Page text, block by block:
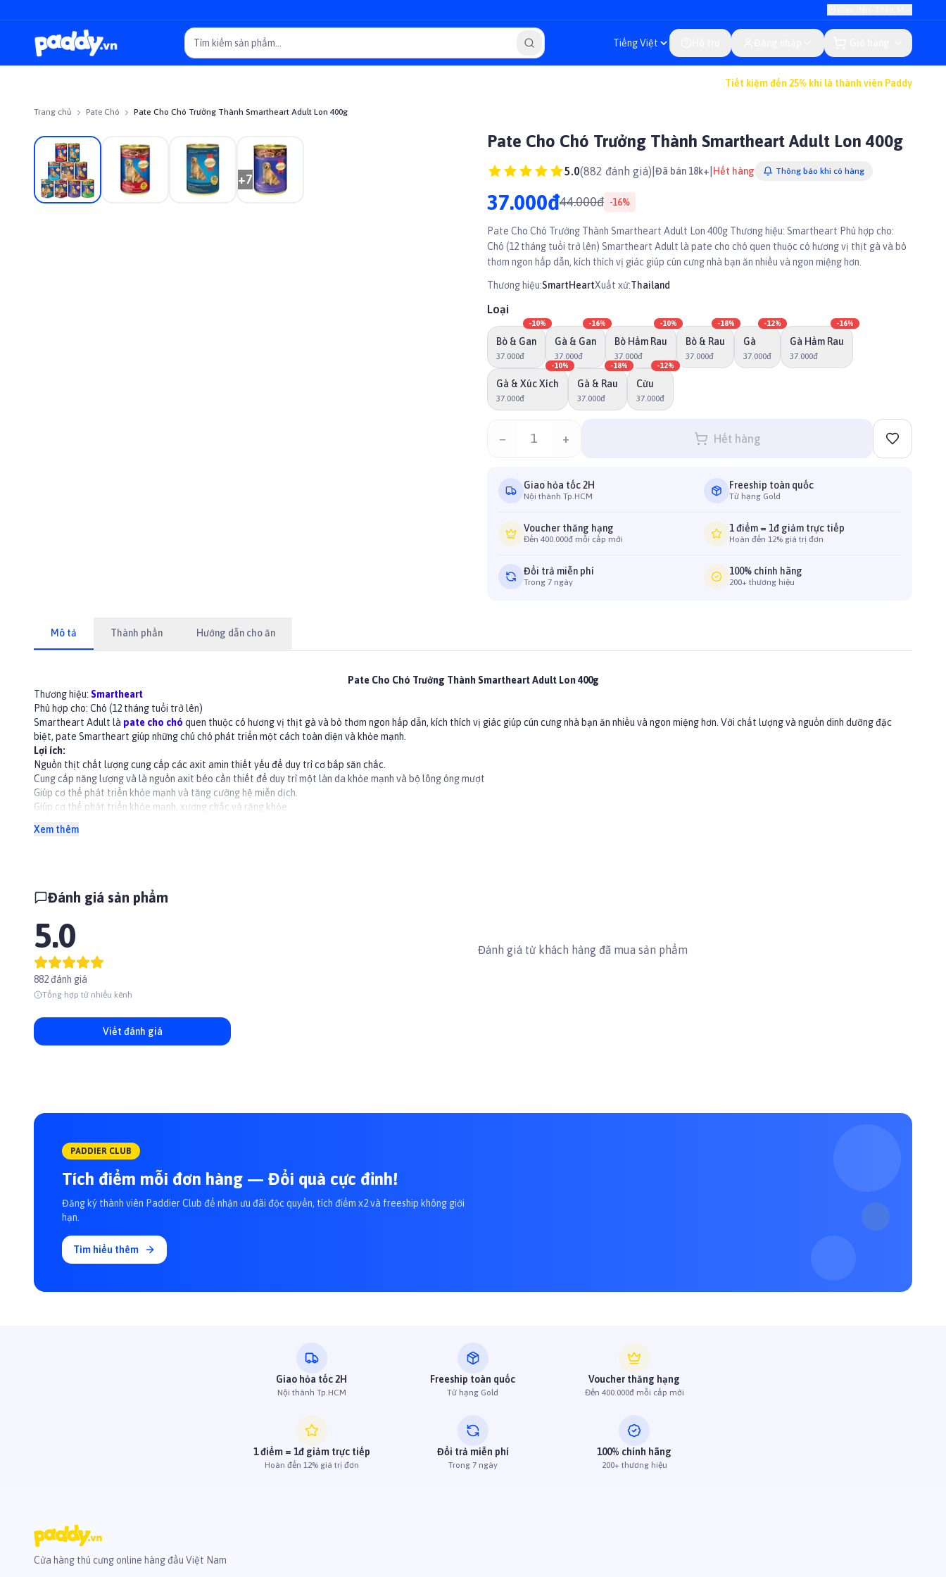
Tiết kiệm đến 25% khi là thành viên Paddy
Trang chủ Pate Chó Pate Cho Chó Trưởng Thành Smartheart Adult Lon 400g
Giảm giá
+7
Pate Cho Chó Trưởng Thành Smartheart Adult Lon 400g
5.0(882 đánh giá) Đã bán 18k+ Hết hàng Thông báo khi có hàng
37.000đ44.000đ -16%
Pate Cho Chó Trưởng Thành Smartheart Adult Lon 400g Thương hiệu: Smartheart Phù hợp cho:
Chó (12 tháng tuổi trở lên) Smartheart Adult là pate cho chó quen thuộc có hương vị thịt gà và bò
thơm ngon hấp dẫn, kích thích vị giác giúp cún cưng nhà bạn ăn nhiều và ngon miệng hơn.
Thương hiệu:SmartHeartXuất xứ:Thailand
Loại
Bò & Gan
37.000đ
-10%
Gà & Gan
37.000đ
-16%
Bò Hầm Rau
37.000đ
-10%
Bò & Rau
37.000đ
-18%
Gà
37.000đ
-12%
Gà Hầm Rau
37.000đ
-16%
Gà & Xúc Xích
37.000đ
-10%
Gà & Rau
37.000đ
-18%
Cừu
37.000đ
-12%
− 1 + Hết hàng
Giao hỏa tốc 2H
Nội thành Tp.HCM
Freeship toàn quốc
Từ hạng Gold
Voucher thăng hạng
Đến 400.000đ mỗi cấp mới
1 điểm = 1đ giảm trực tiếp
Hoàn đến 12% giá trị đơn
Đổi trả miễn phí
Trong 7 ngày
100% chính hãng
200+ thương hiệu
Mô tả Thành phần Hướng dẫn cho ăn
Pate Cho Chó Trưởng Thành Smartheart Adult Lon 400g
Thương hiệu: Smartheart
Phù hợp cho: Chó (12 tháng tuổi trở lên)
Smartheart Adult là pate cho chó quen thuộc có hương vị thịt gà và bò thơm ngon hấp dẫn, kích thích vị giác giúp cún cưng nhà bạn ăn nhiều và ngon miệng hơn. Với chất lượng và nguồn dinh dưỡng đặc
biệt, pate Smartheart giúp những chú chó phát triển một cách toàn diện và khỏe mạnh.
Lợi ích:
Nguồn thịt chất lượng cung cấp các axit amin thiết yếu để duy trì cơ bắp săn chắc.
Cung cấp năng lượng và là nguồn axit béo cần thiết để duy trì một làn da khỏe mạnh và bộ lông óng mượt
Giúp cơ thể phát triển khỏe mạnh và tăng cường hệ miễn dịch.
Giúp cơ thể phát triển khỏe mạnh, xương chắc và răng khỏe.
Gà/ Bò, Thân gà, Gan gà, Phụ phẩm từ bò, Phụ phẩm từ cừu, Đạm thực vật, Chất tạo đông, Tinh bột biến tính, Hương vị, Các vitamin & khoáng chất, Chất tạo màu.
Không nên cho chó ăn quá nhiều pate
👉Xem thêm các sản phẩm khác tại
Xem thêm
Đánh giá sản phẩm
5.0
882 đánh giá
Tổng hợp từ nhiều kênh
Viết đánh giá
Đánh giá từ khách hàng đã mua sản phẩm
PADDIER CLUB
Tích điểm mỗi đơn hàng — Đổi quà cực đỉnh!
Đăng ký thành viên Paddier Club để nhận ưu đãi độc quyền, tích điểm x2 và freeship không giới
hạn.
Tìm hiểu thêm
Giao hỏa tốc 2H
Nội thành Tp.HCM
Freeship toàn quốc
Từ hạng Gold
Voucher thăng hạng
Đến 400.000đ mỗi cấp mới
1 điểm = 1đ giảm trực tiếp
Hoàn đến 12% giá trị đơn
Đổi trả miễn phí
Trong 7 ngày
100% chính hãng
200+ thương hiệu
Cửa hàng thú cưng online hàng đầu Việt Nam